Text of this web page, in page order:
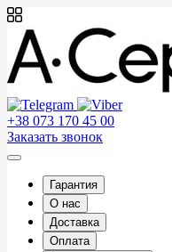
+38 073 170 45 00
Заказать звонок
Гарантия
О нас
Доставка
Оплата